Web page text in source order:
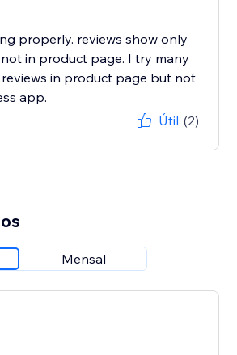
properly. reviews show only
in product page. I try many
in product page but not
app.
Útil (2)
Mensal